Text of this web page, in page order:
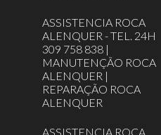
ASSISTENCIA ROCA
ALENQUER - TEL. 24H
309 758 838 |
MANUTENÇÃO ROCA
ALENQUER |
REPARAÇÃO ROCA
ALENQUER
ASSISTENCIA ROCA